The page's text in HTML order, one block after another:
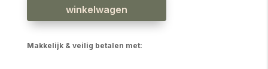
winkelwagen
Makkelijk & veilig betalen met: